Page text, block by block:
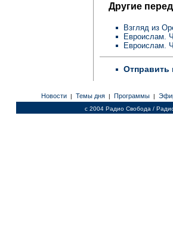
Другие
Взгляд из
Евроислам.
Евроислам.
Отправить
Новости | Темы дня | Программы |
c 2004 Радио Свобода /